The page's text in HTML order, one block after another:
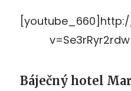
Báječný hotel